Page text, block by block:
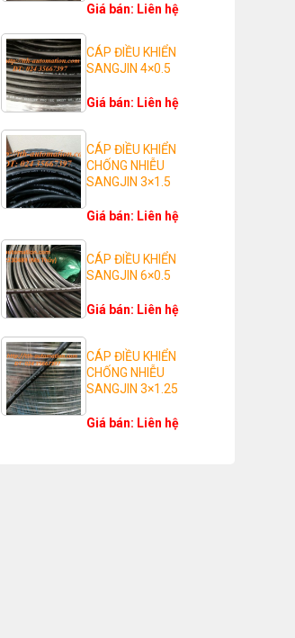
Giá bán: Liên hệ
CÁP ĐIỀU KHIỂN
SANGJIN 4×0.5
Giá bán: Liên hệ
CÁP ĐIỀU KHIỂN
CHỐNG NHIỄU
SANGJIN 3×1.5
Giá bán: Liên hệ
CÁP ĐIỀU KHIỂN
SANGJIN 6×0.5
Giá bán: Liên hệ
CÁP ĐIỀU KHIỂN
CHỐNG NHIỄU
SANGJIN 3×1.25
Giá bán: Liên hệ